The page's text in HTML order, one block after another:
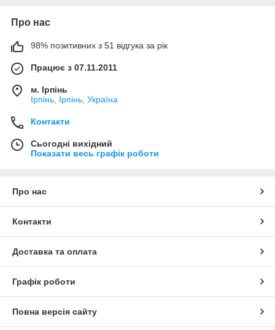
Про нас
98% позитивних з 51 відгука за рік
Працює з 07.11.2011
м. Ірпінь
Ірпінь, Ірпінь, Україна
Контакти
Сьогодні вихідний
Показати весь графік роботи
Про нас
Контакти
Доставка та оплата
Графік роботи
Повна версія сайту